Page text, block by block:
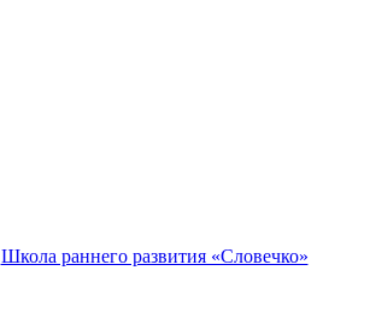
Школа раннего развития «Словечко»